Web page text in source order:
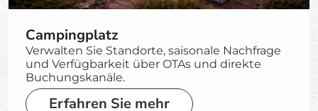
Campingplatz
Verwalten Sie Standorte, saisonale Nachfrage
und Verfügbarkeit über OTAs und direkte
Buchungskanäle.
Erfahren Sie mehr